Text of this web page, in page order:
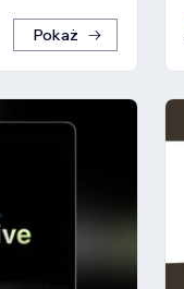
Pokaż